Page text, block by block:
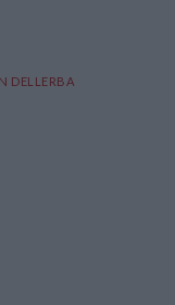
DELLERBA